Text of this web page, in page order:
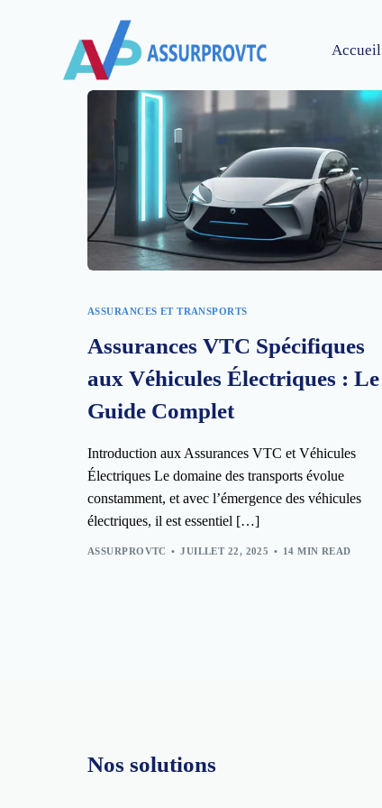
Accueil
ASSURANCES ET TRANSPORTS
Assurances VTC Spécifiques
aux Véhicules Électriques : Le
Guide Complet
Introduction aux Assurances VTC et Véhicules
Électriques Le domaine des transports évolue
constamment, et avec l’émergence des véhicules
électriques, il est essentiel […]
ASSURPROVTC JUILLET 22, 2025 14 MIN READ
Nos solutions